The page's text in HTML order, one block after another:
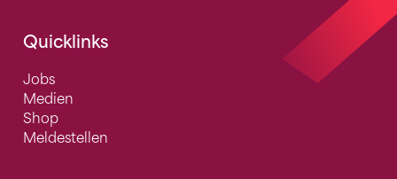
Quicklinks
Jobs
Medien
Shop
Meldestellen